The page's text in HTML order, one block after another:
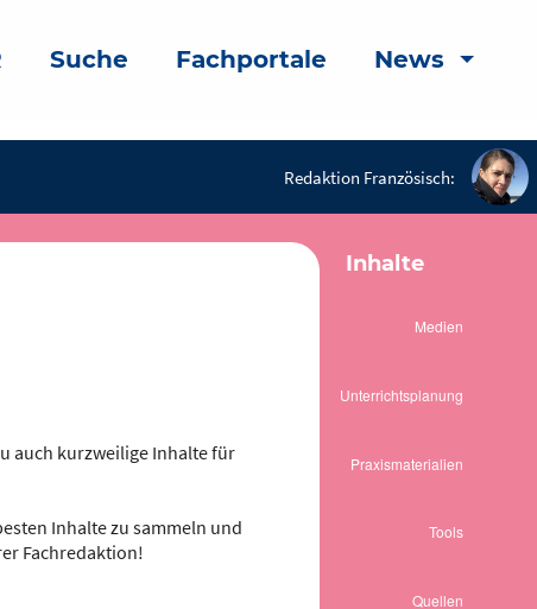
Suche Fachportale News
Redaktion Französisch:
auch kurzweilige Inhalte für
Inhalte zu sammeln und
Fachredaktion!
Inhalte